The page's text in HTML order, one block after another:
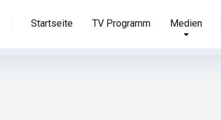
Startseite TV Programm Medien